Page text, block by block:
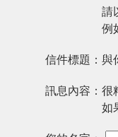
請
例
信件標題： 與
訊息內容： 很
如